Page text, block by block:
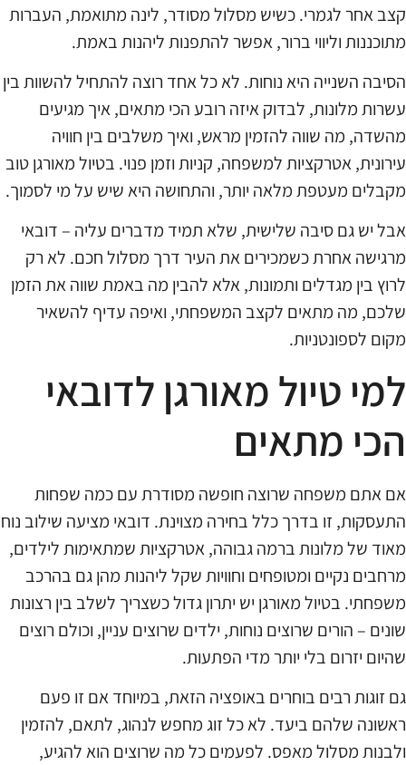
קצב אחר לגמרי. כשיש מסלול מסודר, לינה מתואמת, העברות
מתוכננות וליווי ברור, אפשר להתפנות ליהנות באמת.
הסיבה השנייה היא נוחות. לא כל אחד רוצה להתחיל להשוות בין
עשרות מלונות, לבדוק איזה רובע הכי מתאים, איך מגיעים
מהשדה, מה שווה להזמין מראש, ואיך משלבים בין חוויה
עירונית, אטרקציות למשפחה, קניות וזמן פנוי. בטיול מאורגן טוב
מקבלים מעטפת מלאה יותר, והתחושה היא שיש על מי לסמוך.
אבל יש גם סיבה שלישית, שלא תמיד מדברים עליה – דובאי
מרגישה אחרת כשמכירים את העיר דרך מסלול חכם. לא רק
לרוץ בין מגדלים ותמונות, אלא להבין מה באמת שווה את הזמן
שלכם, מה מתאים לקצב המשפחתי, ואיפה עדיף להשאיר
מקום לספונטניות.
למי טיול מאורגן לדובאי
הכי מתאים
אם אתם משפחה שרוצה חופשה מסודרת עם כמה שפחות
התעסקות, זו בדרך כלל בחירה מצוינת. דובאי מציעה שילוב נוח
מאוד של מלונות ברמה גבוהה, אטרקציות שמתאימות לילדים,
מרחבים נקיים ומטופחים וחוויות שקל ליהנות מהן גם בהרכב
משפחתי. בטיול מאורגן יש יתרון גדול כשצריך לשלב בין רצונות
שונים – הורים שרוצים נוחות, ילדים שרוצים עניין, וכולם רוצים
שהיום יזרום בלי יותר מדי הפתעות.
גם זוגות רבים בוחרים באופציה הזאת, במיוחד אם זו פעם
ראשונה שלהם ביעד. לא כל זוג מחפש לנהוג, לתאם, להזמין
ולבנות מסלול מאפס. לפעמים כל מה שרוצים הוא להגיע,